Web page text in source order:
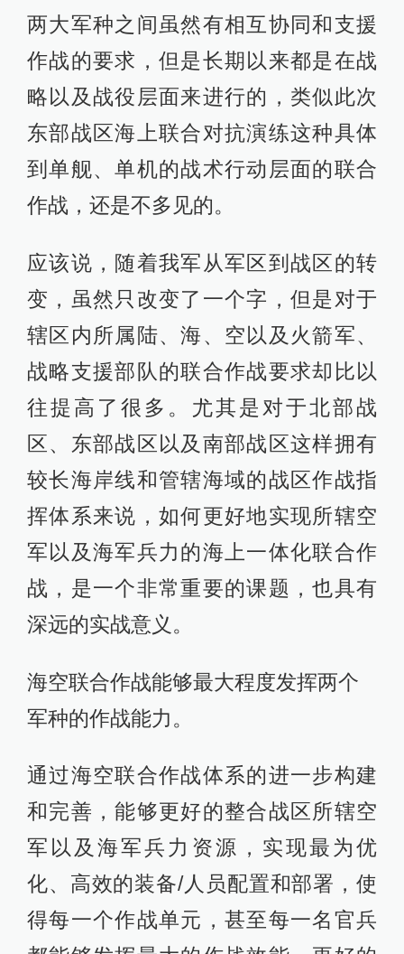
两大军种之间虽然有相互协同和支援
作战的要求，但是长期以来都是在战
略以及战役层面来进行的，类似此次
东部战区海上联合对抗演练这种具体
到单舰、单机的战术行动层面的联合
作战，还是不多见的。
应该说，随着我军从军区到战区的转
变，虽然只改变了一个字，但是对于
辖区内所属陆、海、空以及火箭军、
战略支援部队的联合作战要求却比以
往提高了很多。尤其是对于北部战
区、东部战区以及南部战区这样拥有
较长海岸线和管辖海域的战区作战指
挥体系来说，如何更好地实现所辖空
军以及海军兵力的海上一体化联合作
战，是一个非常重要的课题，也具有
深远的实战意义。
海空联合作战能够最大程度发挥两个
军种的作战能力。
通过海空联合作战体系的进一步构建
和完善，能够更好的整合战区所辖空
军以及海军兵力资源，实现最为优
化、高效的装备/人员配置和部署，使
得每一个作战单元，甚至每一名官兵